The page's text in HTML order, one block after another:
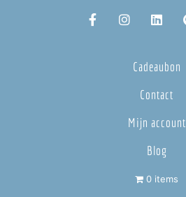
Cadeaubon
Contact
Mijn account
Blog
0 items